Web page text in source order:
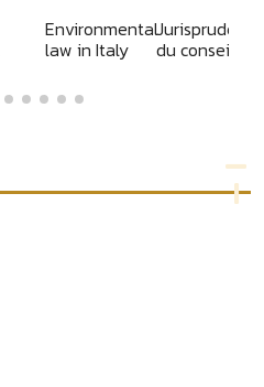
Environmental
law in Italy
Jurisprudence
du conseil d'
administratifs
a assurance